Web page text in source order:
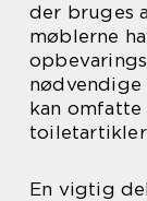
der bruges
møblerne
kan
En vigtig